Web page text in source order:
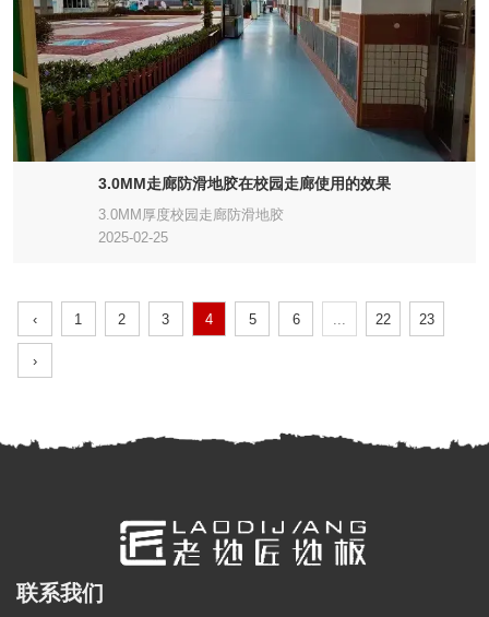
3.0MM走廊防滑地胶在校园走廊使用的效果
3.0MM厚度校园走廊防滑地胶
2025-02-25
‹ 1 2 3 4 5 6 22 23
›
全国服务热线
联系我们